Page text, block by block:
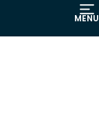
MENU